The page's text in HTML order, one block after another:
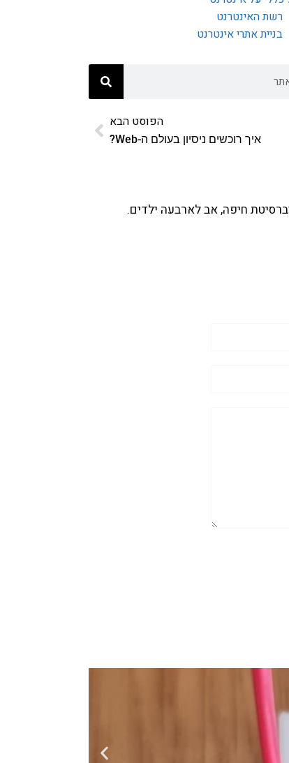
רשת האינטרנט
בניית אתרי אינטרנט
הפוסט הבא
איך רוכשים ניסיון בעולם ה-Web?
חיפה, אב לארבעה ילדים.